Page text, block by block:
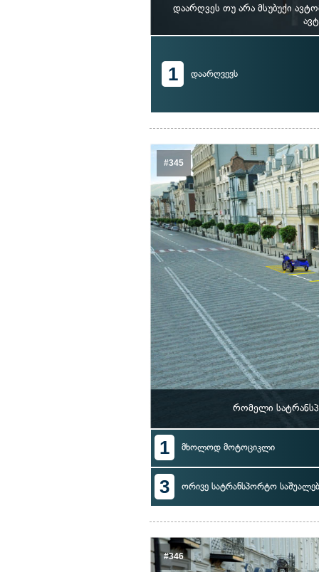
დაარღვეს თუ არა მსუბუქი
1 დაარღვევს
#345
რომელი
1 მხოლოდ მოტოციკლი
3 ორივე სატრანსპორტო
#346